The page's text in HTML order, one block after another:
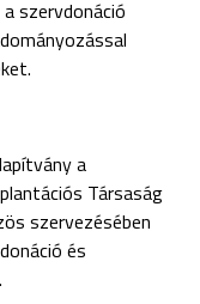
szervdonáció
a
Társaság
szervezésében
és